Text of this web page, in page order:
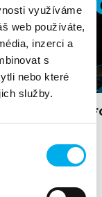
využíváme
web používáte,
inzerci a
s
nebo které
služby.
Školení